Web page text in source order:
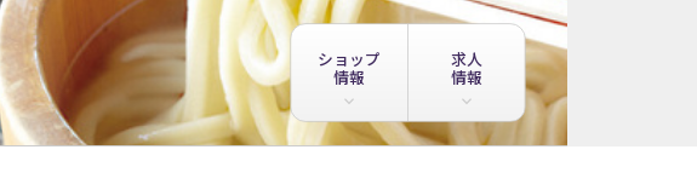
ショップ
情報
求人
情報